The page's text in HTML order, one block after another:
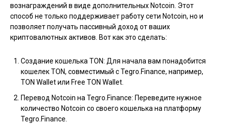
вознаграждений в виде дополнительных Notcoin. Этот
способ не только поддерживает работу сети Notcoin, но и
позволяет получать пассивный доход от ваших
криптовалютных активов. Вот как это сделать:
Создание кошелька TON: Для начала вам понадобится
кошелек TON, совместимый с Tegro.Finance, например,
TON Wallet или Free TON Wallet.
Перевод Notcoin на Tegro.Finance: Переведите нужное
количество Notcoin со своего кошелька на платформу
Tegro.Finance.